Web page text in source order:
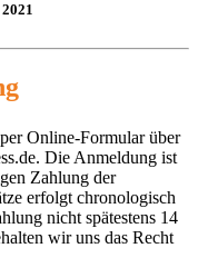
Online-Formular über
Die Anmeldung ist
Zahlung der
erfolgt chronologisch
nicht spätestens 14
wir uns das Recht